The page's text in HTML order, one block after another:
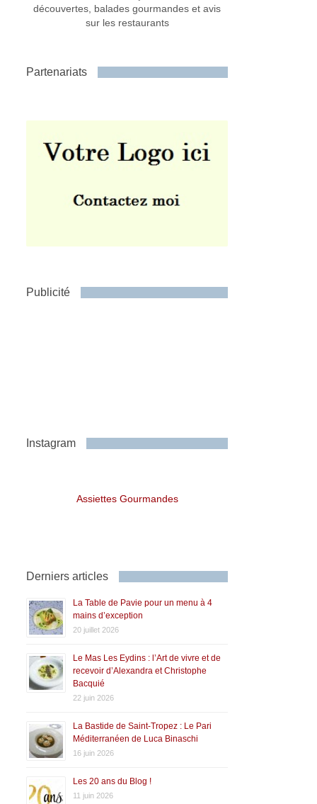
découvertes, balades gourmandes et avis
sur les restaurants
Partenariats
Publicité
Instagram
Assiettes Gourmandes
Derniers articles
La Table de Pavie pour un menu à 4
mains d’exception
20 juillet 2026
Le Mas Les Eydins : l’Art de vivre et de
recevoir d’Alexandra et Christophe
Bacquié
22 juin 2026
La Bastide de Saint-Tropez : Le Pari
Méditerranéen de Luca Binaschi
16 juin 2026
Les 20 ans du Blog !
11 juin 2026